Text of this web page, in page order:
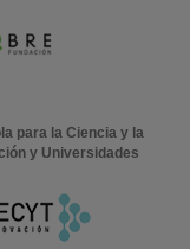
para la Ciencia y la
y Universidades